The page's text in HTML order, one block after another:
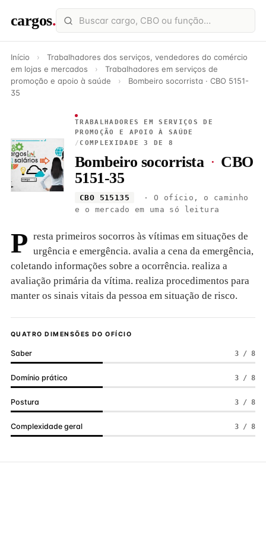
cargos.
Início ›
Trabalhadores dos serviços, vendedores do comércio
em lojas e mercados
›
Trabalhadores em serviços de
promoção e apoio à saúde
›
Bombeiro socorrista · CBO 5151-
35
TRABALHADORES EM SERVIÇOS DE
PROMOÇÃO E APOIO À SAÚDE
/ COMPLEXIDADE 3 DE 8
Bombeiro socorrista · CBO
5151-35
CBO 515135
· O ofício, o caminho
e o mercado em uma só leitura
P resta primeiros socorros às vítimas em situações de
urgência e emergência. avalia a cena da emergência,
coletando informações sobre a ocorrência. realiza a
avaliação primária da vítima. realiza procedimentos para
manter os sinais vitais da pessoa em situação de risco.
QUATRO DIMENSÕES DO OFÍCIO
Saber 3 / 8
Domínio prático 3 / 8
Postura 3 / 8
Complexidade geral 3 / 8